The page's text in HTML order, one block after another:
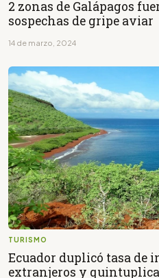
2 zonas de Galápagos
sospechas de gripe aviar
14 de marzo, 2024
TURISMO
Ecuador duplicó tasa de
extranjeros y